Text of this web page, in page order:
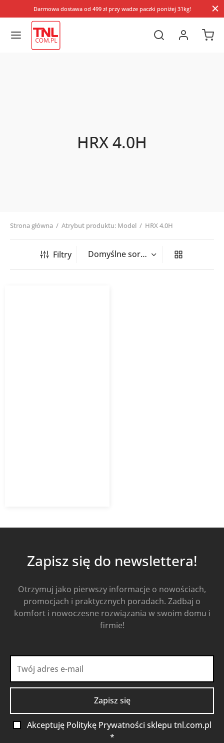
Darmowa dostawa od 499 zł przy wadze paczki poniżej 31kg!
HRX 4.0H
Strona główna / Atrybut produktu: Model / HRX 4.0H
Filtry
Zapisz się do newslettera!
Otrzymuj jako pierwszy informacje o nowościach,
promocjach i praktycznych poradach. Zadbaj o
komfort i nowoczesne rozwiązania w swoim domu i
firmie!
Akceptuję Politykę Prywatności sklepu tnl.com.pl
*